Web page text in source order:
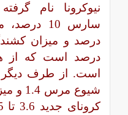
نیوکرونا نام
درصد و میزان
درصد است که از
شیوع